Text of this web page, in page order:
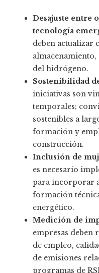
Desajuste entre
tecnología
deben actualizar
del hidrógeno.
Sostenibilidad
iniciativas son
temporales;
sostenibles a
formación y
construcción.
Inclusión de
es necesario
para incorporar
formación
energético.
Medición de
empresas
de empleo,
de emisiones
programas de